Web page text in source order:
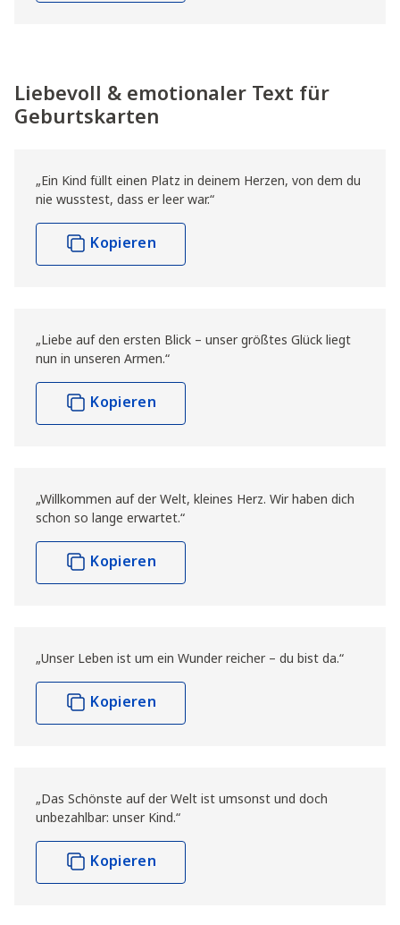
Liebevoll & emotionaler Text für
Geburtskarten
„Ein Kind füllt einen Platz in deinem Herzen, von dem du
nie wusstest, dass er leer war.“
Kopieren
„Liebe auf den ersten Blick – unser größtes Glück liegt
nun in unseren Armen.“
Kopieren
„Willkommen auf der Welt, kleines Herz. Wir haben dich
schon so lange erwartet.“
Kopieren
„Unser Leben ist um ein Wunder reicher – du bist da.“
Kopieren
„Das Schönste auf der Welt ist umsonst und doch
unbezahlbar: unser Kind.“
Kopieren